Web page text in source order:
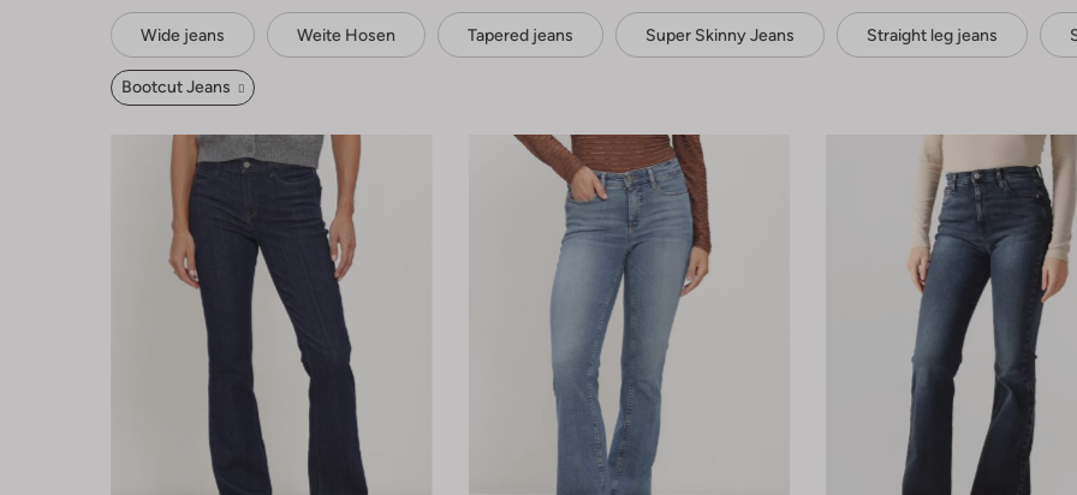
Wide jeans Weite Hosen Tapered jeans Super Skinny Jeans Straight leg jeans
Bootcut Jeans